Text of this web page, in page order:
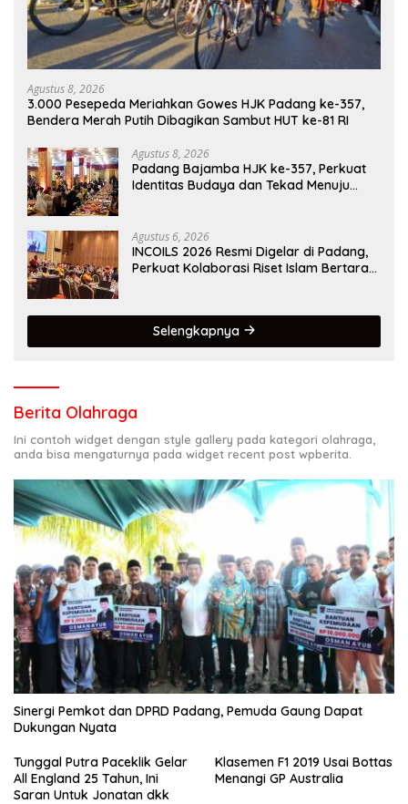
Agustus 8, 2026
3.000 Pesepeda Meriahkan Gowes HJK Padang ke-357,
Bendera Merah Putih Dibagikan Sambut HUT ke-81 RI
Agustus 8, 2026
Padang Bajamba HJK ke-357, Perkuat
Identitas Budaya dan Tekad Menuju
Agustus 6, 2026
INCOILS 2026 Resmi Digelar di Padang,
Perkuat Kolaborasi Riset Islam Bertaraf
Selengkapnya
Berita Olahraga
Ini contoh widget dengan style gallery pada kategori olahraga,
anda bisa mengaturnya pada widget recent post wpberita.
Sinergi Pemkot dan DPRD Padang, Pemuda Gaung Dapat
Dukungan Nyata
Tunggal Putra Paceklik Gelar
All England 25 Tahun, Ini
Saran Untuk Jonatan dkk
Klasemen F1 2019 Usai Bottas
Menangi GP Australia